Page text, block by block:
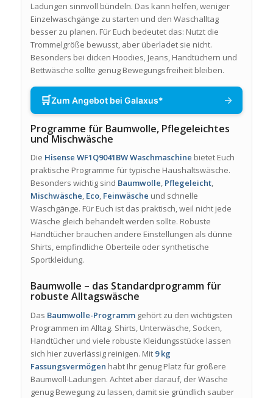
Ladungen sinnvoll bündeln. Das kann helfen, weniger
Einzelwaschgänge zu starten und den Waschalltag
besser zu planen. Für Euch bedeutet das: Nutzt die
Trommelgröße bewusst, aber überladet sie nicht.
Besonders bei dicken Hoodies, Jeans, Handtüchern und
Bettwäsche sollte genug Bewegungsfreiheit bleiben.
🛒Zum Angebot bei Galaxus* →
Programme für Baumwolle, Pflegeleichtes
und Mischwäsche
Die Hisense WF1Q9041BW Waschmaschine bietet Euch
praktische Programme für typische Haushaltswäsche.
Besonders wichtig sind Baumwolle, Pflegeleicht,
Mischwäsche, Eco, Feinwäsche und schnelle
Waschgänge. Für Euch ist das praktisch, weil nicht jede
Wäsche gleich behandelt werden sollte. Robuste
Handtücher brauchen andere Einstellungen als dünne
Shirts, empfindliche Oberteile oder synthetische
Sportkleidung.
Baumwolle – das Standardprogramm für
robuste Alltagswäsche
Das Baumwolle-Programmgehört zu den wichtigsten
Programmen im Alltag. Shirts, Unterwäsche, Socken,
Handtücher und viele robuste Kleidungsstücke lassen
sich hier zuverlässig reinigen. Mit 9 kg
Fassungsvermögen habt Ihr genug Platz für größere
Baumwoll-Ladungen. Achtet aber darauf, der Wäsche
genug Bewegung zu lassen, damit sie gründlich sauber